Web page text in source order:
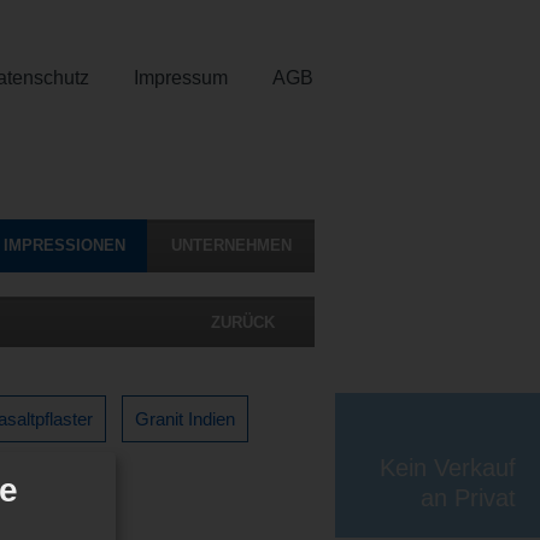
Impressum AGB
IMPRESSIONEN UNTERNEHMEN
ZURÜCK
Granit Indien